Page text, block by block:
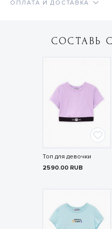
ОПЛАТА И ДОСТАВКА
СОСТАВЬ
Топ для девочки
2590.00 RUB